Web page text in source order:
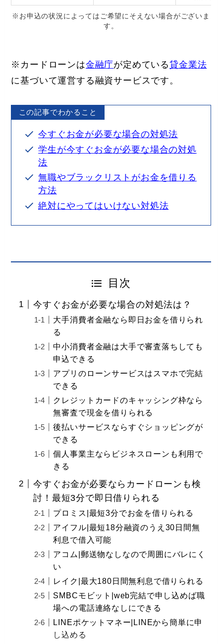
※お申込の状況によってはご希望にそえない場合がございま
す。
※カードローンは金融庁が定めている貸金業法
に基づいて運営する融資サービスです。
この記事でわかること
今すぐお金が必要な場合の対処法
学生が今すぐお金が必要な場合の対処
法
無職やブラックリストがお金を借りる
方法
絶対にやってはいけない対処法
目次
今すぐお金が必要な場合の対処法は？
大手消費者金融なら即日お金を借りられ
る
中小消費者金融は大手で審査落ちしても
申込できる
アプリのローンサービスはスマホで完結
できる
クレジットカードのキャッシング枠なら
無審査で現金を借りられる
後払いサービスならすぐショッピングが
できる
個人事業主ならビジネスローンも利用で
きる
今すぐお金が必要ならカードローンも検
討！最短3分で即日借りられる
プロミス|最短3分でお金を借りられる
アイフル|最短18分融資のうえ30日間無
利息で借入可能
アコム|郵送物なしなので周囲にバレにく
い
レイク|最大180日間無利息で借りられる
SMBCモビット|web完結で申し込めば職
場への電話連絡なしにできる
LINEポケットマネー|LINEから簡単に申
し込める